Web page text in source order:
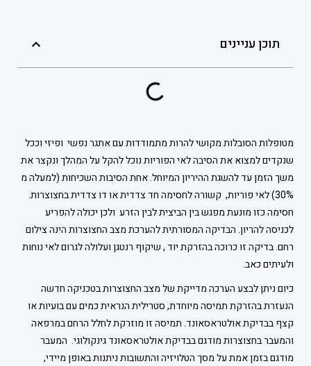
תוכן עניינים
מטופלות הסובלות מקושי להרות מתמודדות עם אתגר נפשי ופיזי וככל
שנקדים למצוא את הסיבה לאי הפוריות נוכל להקל על המהלך ונקצר את
משך הזמן עד להשגת ההיריון המיוחל. אחת הסיבות השכיחות (למעלה מ
30%) לאי פוריות, קשורה לחסימה חד צדדית או דו צדדית בחצוצרות.
חסימה כזו מונעת מפגש בין הביצית לבין הזרע ולכן יכולה להפריע
לכניסה להריון. הבדיקה המסורתית להערכת מצב החצוצרות הינה צילום
רחם. בדיקה זו כרוכה בהזרקת יוד , שיקוף רנטגן ועלולה לגרום לאי נוחות
ולעיתים כאב.
כיום ניתן לבצע הערכה מדייקת של מצב החצוצרות בטכניקה חדשה
הנעזרת בהזרקת תמיסה מיוחדת, סטרילית הנראית כמים עם בועיות או
קצף בבדיקת אולטראסאונד. תמיסה זו מוזרקת לחלל הרחם במרפאה
והמעבר בחצוצרות מודגם בבדיקת אולטראסאונד גינקולוגי. המעבר
מודגם בזמן אמת על מסך הטלויזיה והתשובות ניתנות באופן מיידי,